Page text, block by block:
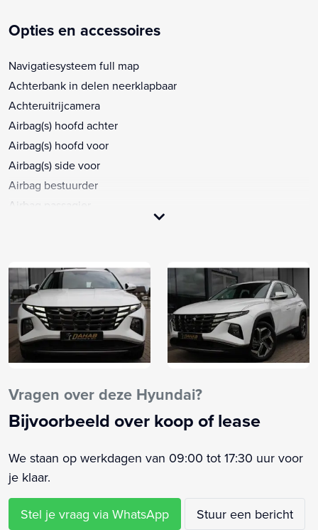
Opties en accessoires
Navigatiesysteem full map
Achterbank in delen neerklapbaar
Achteruitrijcamera
Airbag(s) hoofd achter
Airbag(s) hoofd voor
Airbag(s) side voor
Airbag bestuurder
Airbag passagier
Alarm klasse 1(startblokkering)
Alarmsysteem
Anti Blokkeer Systeem
Apple Carplay/Android Auto
Autonomous Emergency Braking
Autotelefoonvoorbereiding met bluetooth
Bestuurdersstoel in hoogte verstelbaar
Binnenspiegel automatisch dimmend
Bots waarschuwing systeem
Buitenspiegels elektrisch inklapbaar
Buitenspiegels elektrisch verstelbaar
Buitenspiegels in carrosseriekleur
Vragen over deze Hyundai?
Bijvoorbeeld over koop of lease
We staan op werkdagen van 09:00 tot 17:30 uur voor
je klaar.
Stel je vraag via WhatsApp Stuur een bericht